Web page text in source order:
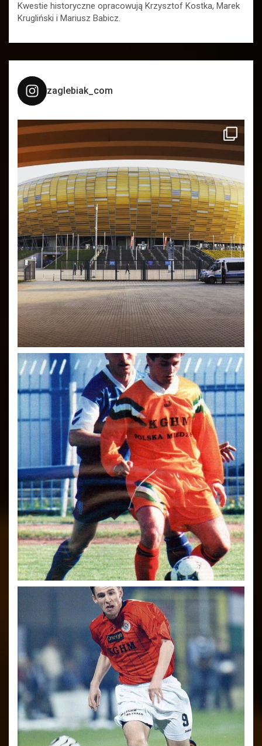
Kwestie historyczne opracowują Krzysztof Kostka, Marek
Krugliński i Mariusz Babicz.
zaglebiak_com